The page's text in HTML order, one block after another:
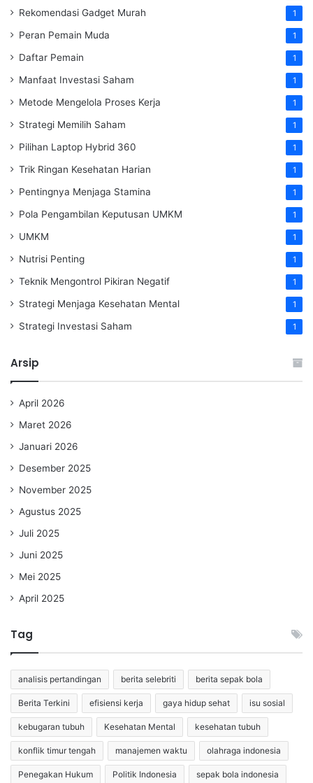
Rekomendasi Gadget Murah 1
Peran Pemain Muda 1
Daftar Pemain 1
Manfaat Investasi Saham 1
Metode Mengelola Proses Kerja 1
Strategi Memilih Saham 1
Pilihan Laptop Hybrid 360 1
Trik Ringan Kesehatan Harian 1
Pentingnya Menjaga Stamina 1
Pola Pengambilan Keputusan UMKM 1
UMKM 1
Nutrisi Penting 1
Teknik Mengontrol Pikiran Negatif 1
Strategi Menjaga Kesehatan Mental 1
Strategi Investasi Saham 1
Arsip
April 2026
Maret 2026
Januari 2026
Desember 2025
November 2025
Agustus 2025
Juli 2025
Juni 2025
Mei 2025
April 2025
Tag
analisis pertandingan berita selebriti berita sepak bola
Berita Terkini efisiensi kerja gaya hidup sehat isu sosial
kebugaran tubuh Kesehatan Mental kesehatan tubuh
konflik timur tengah manajemen waktu olahraga indonesia
Penegakan Hukum Politik Indonesia sepak bola indonesia